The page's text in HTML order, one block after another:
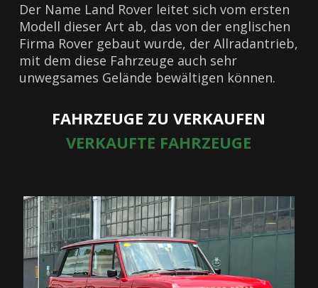
Der Name Land Rover leitet sich vom ersten
Modell dieser Art ab, das von der englischen
Firma Rover gebaut wurde, der Allradantrieb,
mit dem diese Fahrzeuge auch sehr
unwegsames Gelände bewältigen können.
FAHRZEUGE ZU VERKAUFEN
VERKAUFTE FAHRZEUGE